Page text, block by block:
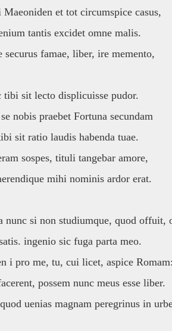
et tot circumspice casus,
tantis excidet omne malis.
securus famae, liber, ire memento,
sit lecto displicuisse pudor.
nobis praebet Fortuna secundam
ratio laudis habenda tuae.
sospes, tituli tangebar amore,
mihi nominis ardor erat.
nunc si non studiumque, quod offuit,
ingenio sic fuga parta meo.
i pro me, tu, cui licet, aspice Romam:
possem nunc meus esse liber.
uenias magnam peregrinus in